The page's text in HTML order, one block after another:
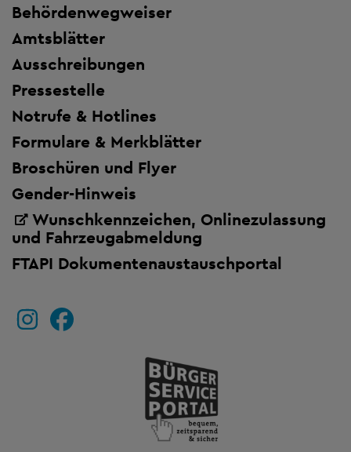
Behördenwegweiser
Amtsblätter
Ausschreibungen
Pressestelle
Notrufe & Hotlines
Formulare & Merkblätter
Broschüren und Flyer
Gender-Hinweis
Wunschkennzeichen, Onlinezulassung
und Fahrzeugabmeldung
FTAPI Dokumentenaustauschportal